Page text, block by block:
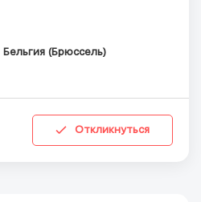
Бельгия (Брюссель)
Откликнуться